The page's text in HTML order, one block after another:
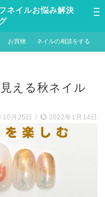
ネイルお悩み解決
お買物 ネイルの相談をする
える秋ネイル
10月25日 / 2022年1月14日